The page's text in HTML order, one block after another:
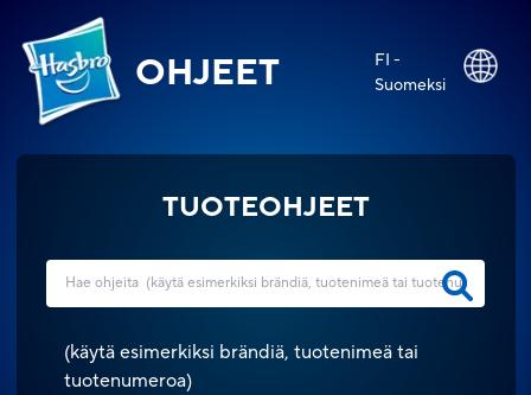
OHJEET
FI -
Suomeksi
TUOTEOHJEET
(käytä esimerkiksi brändiä, tuotenimeä tai
tuotenumeroa)